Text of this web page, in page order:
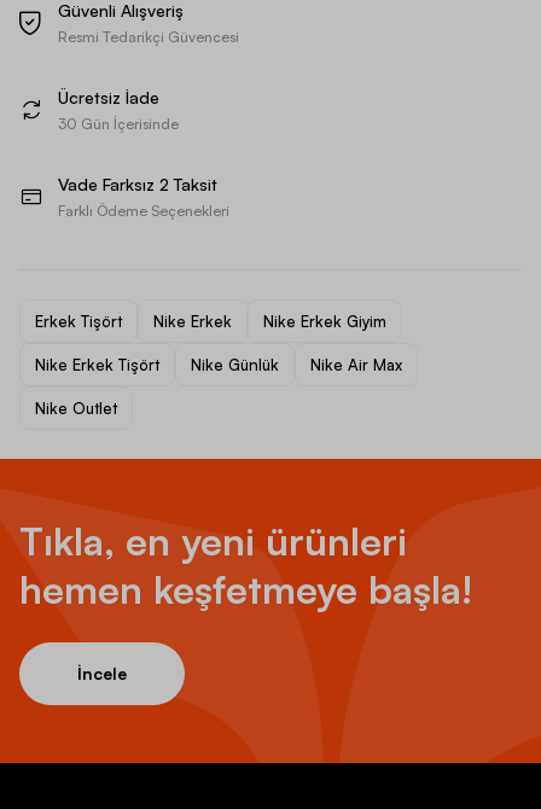
Güvenli Alışveriş
Resmi Tedarikçi Güvencesi
Ücretsiz İade
30 Gün İçerisinde
Vade Farksız 2 Taksit
Farklı Ödeme Seçenekleri
Erkek Tişört Nike Erkek Nike Erkek Giyim
Nike Erkek Tişört Nike Günlük Nike Air Max
Nike Outlet
Tıkla, en yeni ürünleri
hemen keşfetmeye başla!
İncele